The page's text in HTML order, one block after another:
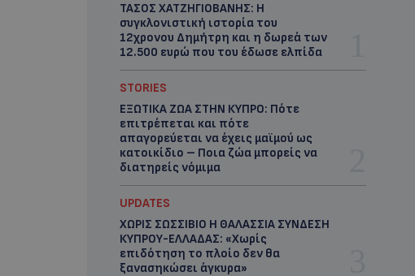
ΤΑΣΟΣ ΧΑΤΖΗΓΙΟΒΑΝΗΣ: Η
συγκλονιστική ιστορία του
12χρονου Δημήτρη και η δωρεά των
12.500 ευρώ που του έδωσε ελπίδα
STORIES
ΕΞΩΤΙΚΑ ΖΩΑ ΣΤΗΝ ΚΥΠΡΟ: Πότε
επιτρέπεται και πότε
απαγορεύεται να έχεις μαϊμού ως
κατοικίδιο – Ποια ζώα μπορείς να
διατηρείς νόμιμα
UPDATES
ΧΩΡΙΣ ΣΩΣΣΙΒΙΟ Η ΘΑΛΑΣΣΙΑ ΣΥΝΔΕΣΗ
ΚΥΠΡΟΥ-ΕΛΛΑΔΑΣ: «Χωρίς
επιδότηση το πλοίο δεν θα
ξανασηκώσει άγκυρα»